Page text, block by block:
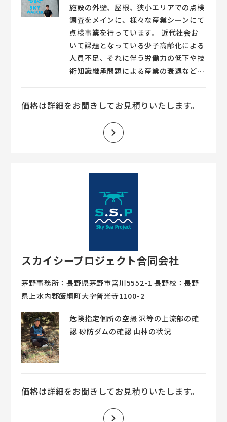
施設の外壁、屋根、狭小エリアでの点検
調査をメインに、様々な産業シーンにて
点検事業を行っています。 近代社会お
いて課題となっている少子高齢化による
人員不足、それに伴う労働力の低下や技
術知識継承問題による産業の衰退など、
様々な専門ドローンを取り揃えておりま
す。危険が伴うような環境や、人の介入
が難しいような場所など適材適所のドロ
件費などのコスト削減も図ることが可能
皆様の一助とならせていただきます。ま
ずはお気軽にご質問ください。
価格は詳細をお聞きしてお見積りいたします。
スカイシープロジェクト合同会社
茅野事務所：長野県茅野市宮川5552-1 長野校：長野
県上水内郡飯綱町大字普光寺1100-2
危険指定個所の空撮 沢等の上流部の確
認 砂防ダムの確認 山林の状況
価格は詳細をお聞きしてお見積りいたします。